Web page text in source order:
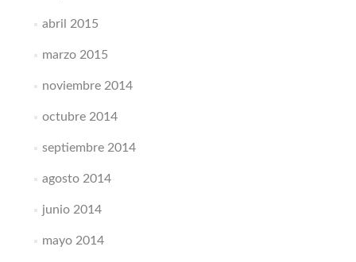
abril 2015
marzo 2015
noviembre 2014
octubre 2014
septiembre 2014
agosto 2014
junio 2014
mayo 2014